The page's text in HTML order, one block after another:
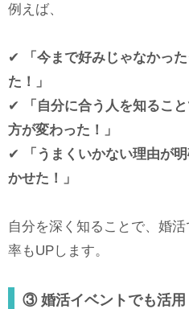
例えば、
✔
「今まで好みじゃなかっ
た！」
✔
「自分に合う人を知るこ
方が変わった！」
✔
「うまくいかない理由が
かせた！」
自分を深く知ることで、婚
率もUPします。
③ 婚活イベントでも活用